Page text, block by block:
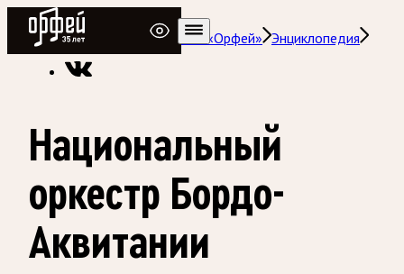
Радио Орфей
Радио классической музыки «Орфей» Энциклопедия
Национальный
оркестр Бордо-
Аквитании